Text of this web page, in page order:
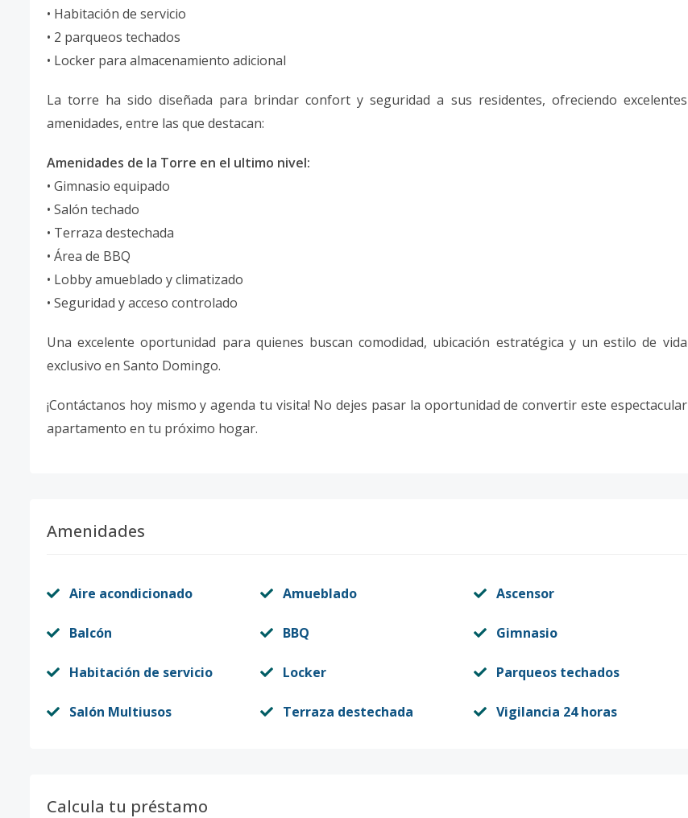
• Habitación de servicio
• 2 parqueos techados
• Locker para almacenamiento adicional
La torre ha sido diseñada para brindar confort y seguridad a sus residentes, ofreciendo excelentes
amenidades, entre las que destacan:
Amenidades de la Torre en el ultimo nivel:
• Gimnasio equipado
• Salón techado
• Terraza destechada
• Área de BBQ
• Lobby amueblado y climatizado
• Seguridad y acceso controlado
Una excelente oportunidad para quienes buscan comodidad, ubicación estratégica y un estilo de vida
exclusivo en Santo Domingo.
¡Contáctanos hoy mismo y agenda tu visita! No dejes pasar la oportunidad de convertir este espectacular
apartamento en tu próximo hogar.
Amenidades
Aire acondicionado Amueblado Ascensor
Balcón BBQ Gimnasio
Habitación de servicio Locker Parqueos techados
Salón Multiusos Terraza destechada Vigilancia 24 horas
Calcula tu préstamo